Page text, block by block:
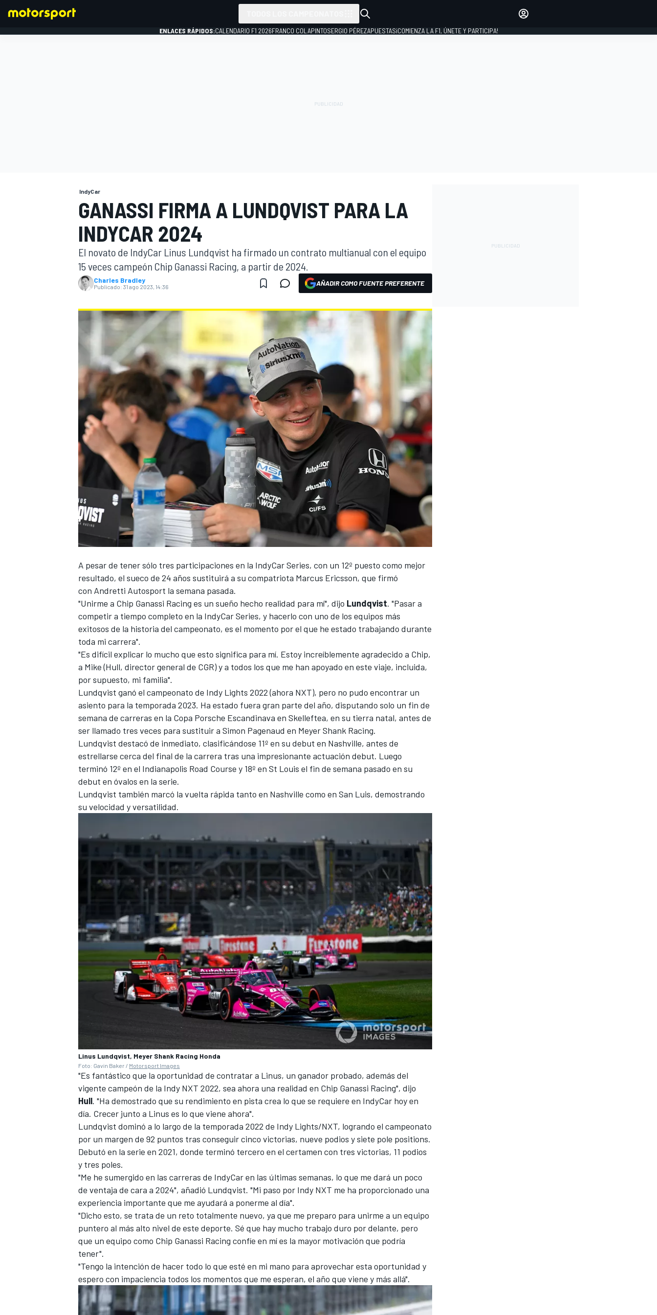
INDYCAR
MOTOGP
NASCAR CUP
FÓRMULA E
WRC
MÁS CATEGORÍAS
INICIAR SESIÓN
ENLACES RÁPIDOS:CALENDARIO F1 2026FRANCO COLAPINTOSERGIO PÉREZAPUESTAS¡COMIENZA LA F1, ÚNETE Y PARTICIPA!
IndyCar
GANASSI FIRMA A LUNDQVIST PARA LA
INDYCAR 2024
El novato de IndyCar Linus Lundqvist ha firmado un contrato multianual con el equipo
15 veces campeón Chip Ganassi Racing, a partir de 2024.
Charles Bradley
Publicado: 31 ago 2023, 14:36 AÑADIR COMO FUENTE PREFERENTE
A pesar de tener sólo tres participaciones en la IndyCar Series, con un 12º puesto como mejor
resultado, el sueco de 24 años sustituirá a su compatriota Marcus Ericsson, que firmó
con Andretti Autosport la semana pasada.
"Unirme a Chip Ganassi Racing es un sueño hecho realidad para mí", dijo Lundqvist. "Pasar a
competir a tiempo completo en la IndyCar Series, y hacerlo con uno de los equipos más
exitosos de la historia del campeonato, es el momento por el que he estado trabajando durante
toda mi carrera".
"Es difícil explicar lo mucho que esto significa para mí. Estoy increíblemente agradecido a Chip,
a Mike (Hull, director general de CGR) y a todos los que me han apoyado en este viaje, incluida,
por supuesto, mi familia".
Lundqvist ganó el campeonato de Indy Lights 2022 (ahora NXT), pero no pudo encontrar un
asiento para la temporada 2023. Ha estado fuera gran parte del año, disputando solo un fin de
semana de carreras en la Copa Porsche Escandinava en Skelleftea, en su tierra natal, antes de
ser llamado tres veces para sustituir a Simon Pagenaud en Meyer Shank Racing.
Lundqvist destacó de inmediato, clasificándose 11º en su debut en Nashville, antes de
estrellarse cerca del final de la carrera tras una impresionante actuación debut. Luego
terminó 12º en el Indianapolis Road Course y 18º en St Louis el fin de semana pasado en su
debut en óvalos en la serie.
Lundqvist también marcó la vuelta rápida tanto en Nashville como en San Luis, demostrando
su velocidad y versatilidad.
Linus Lundqvist, Meyer Shank Racing Honda
Foto: Gavin Baker / Motorsport Images
"Es fantástico que la oportunidad de contratar a Linus, un ganador probado, además del
vigente campeón de la Indy NXT 2022, sea ahora una realidad en Chip Ganassi Racing", dijo
Hull. "Ha demostrado que su rendimiento en pista crea lo que se requiere en IndyCar hoy en
día. Crecer junto a Linus es lo que viene ahora".
Lundqvist dominó a lo largo de la temporada 2022 de Indy Lights/NXT, logrando el campeonato
por un margen de 92 puntos tras conseguir cinco victorias, nueve podios y siete pole positions.
Debutó en la serie en 2021, donde terminó tercero en el certamen con tres victorias, 11 podios
y tres poles.
"Me he sumergido en las carreras de IndyCar en las últimas semanas, lo que me dará un poco
de ventaja de cara a 2024", añadió Lundqvist. "Mi paso por Indy NXT me ha proporcionado una
experiencia importante que me ayudará a ponerme al día".
"Dicho esto, se trata de un reto totalmente nuevo, ya que me preparo para unirme a un equipo
puntero al más alto nivel de este deporte. Sé que hay mucho trabajo duro por delante, pero
que un equipo como Chip Ganassi Racing confíe en mí es la mayor motivación que podría
tener".
"Tengo la intención de hacer todo lo que esté en mi mano para aprovechar esta oportunidad y
espero con impaciencia todos los momentos que me esperan, el año que viene y más allá".